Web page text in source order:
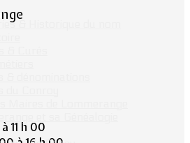
& Historique du nom
& Curés
Maires de Lommerange
11 h 00